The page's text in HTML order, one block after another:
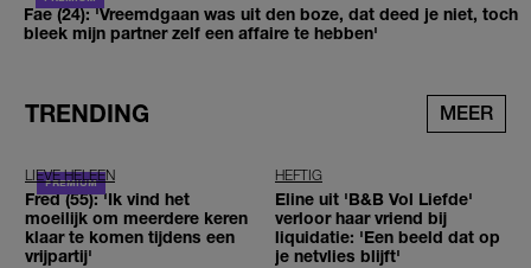
Fae (24): 'Vreemdgaan was uit den boze, dat deed je niet, toch
bleek mijn partner zelf een affaire te hebben'
TRENDING MEER
LIEVE HELEEN
Fred (55): 'Ik vind het
moeilijk om meerdere keren
klaar te komen tijdens een
vrijpartij'
HEFTIG
Eline uit 'B&B Vol Liefde'
verloor haar vriend bij
liquidatie: 'Een beeld dat op
je netvlies blijft'